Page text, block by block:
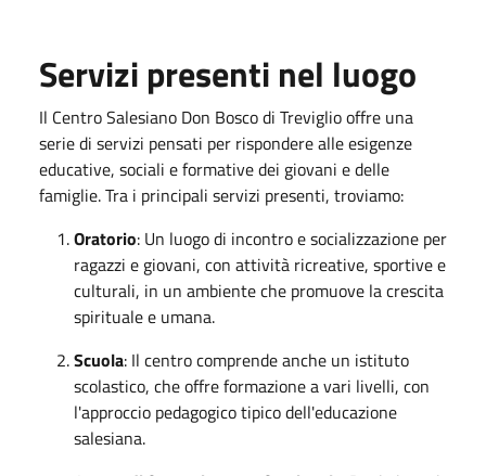
Servizi presenti nel luogo
Il Centro Salesiano Don Bosco di Treviglio offre una
serie di servizi pensati per rispondere alle esigenze
educative, sociali e formative dei giovani e delle
famiglie. Tra i principali servizi presenti, troviamo:
Oratorio: Un luogo di incontro e socializzazione per
ragazzi e giovani, con attività ricreative, sportive e
culturali, in un ambiente che promuove la crescita
spirituale e umana.
Scuola: Il centro comprende anche un istituto
scolastico, che offre formazione a vari livelli, con
l'approccio pedagogico tipico dell'educazione
salesiana.